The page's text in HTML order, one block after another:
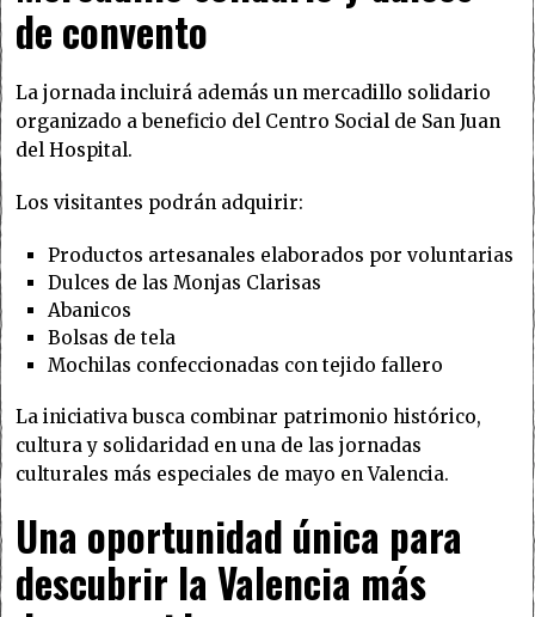
de convento
La jornada incluirá además un mercadillo solidario
organizado a beneficio del Centro Social de San Juan
del Hospital.
Los visitantes podrán adquirir:
Productos artesanales elaborados por voluntarias
Dulces de las Monjas Clarisas
Abanicos
Bolsas de tela
Mochilas confeccionadas con tejido fallero
La iniciativa busca combinar patrimonio histórico,
cultura y solidaridad en una de las jornadas
culturales más especiales de mayo en Valencia.
Una oportunidad única para
descubrir la Valencia más